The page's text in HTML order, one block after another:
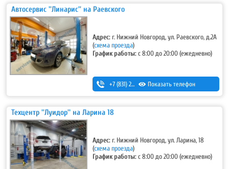
Автосервис ''Линарис'' на Раевского
Адрес: г. Нижний Новгород, ул. Раевского, д.2А
(схема проезда)
График работы:с 8:00 до 20:00 (ежедневно)
+7 (831) 297-27-05 Показать телефон
Техцентр ''Луидор'' на Ларина 18
Адрес: г. Нижний Новгород, ул. Ларина, 18
(схема проезда)
График работы:с 8:00 до 20:00 (ежедневно)